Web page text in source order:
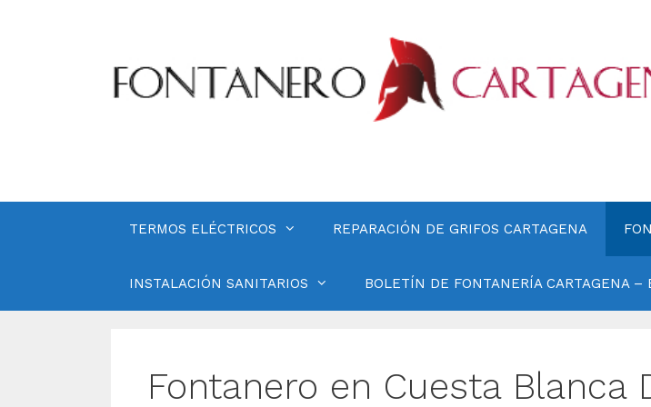
TERMOS ELÉCTRICOS REPARACIÓN DE GRIFOS CARTAGENA
INSTALACIÓN SANITARIOS BOLETÍN DE FONTANERÍA CARTAGENA –
Fontanero en Cuesta Blanca